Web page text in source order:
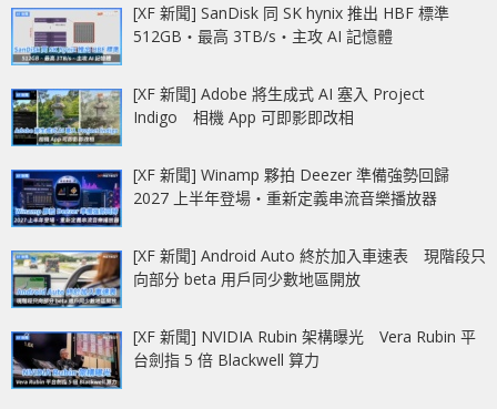
[XF 新聞] SanDisk 同 SK hynix 推出 HBF 標準
512GB‧最高 3TB/s‧主攻 AI 記憶體
[XF 新聞] Adobe 將生成式 AI 塞入 Project
Indigo 相機 App 可即影即改相
[XF 新聞] Winamp 夥拍 Deezer 準備強勢回歸
2027 上半年登場‧重新定義串流音樂播放器
[XF 新聞] Android Auto 終於加入車速表 現階段只
向部分 beta 用戶同少數地區開放
[XF 新聞] NVIDIA Rubin 架構曝光 Vera Rubin 平
台劍指 5 倍 Blackwell 算力